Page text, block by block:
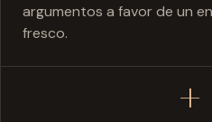
argumentos a favor de un
fresco.
+